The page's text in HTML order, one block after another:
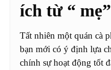
ích từ “ mẹ”
Tất nhiên một quán cà
bạn mới có ý định lựa
chính sự hoạt động tốt